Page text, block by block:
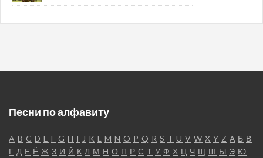
Песни по алфавиту
A B C D E F G H I J K L M N O P Q R S T U V W X Y Z А Б В
Г Д Е Ё Ж З И Й К Л М Н О П Р С Т У Ф Х Ц Ч Щ Ш Ы Э Ю